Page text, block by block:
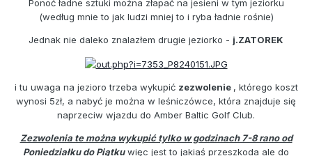
Ponoć ładne sztuki można złapać na jesieni w tym jeziorku
(według mnie to jak ludzi mniej to i ryba ładnie rośnie)
Jednak nie daleko znalazłem drugie jeziorko - j.ZATOREK
i tu uwaga na jezioro trzeba wykupić zezwolenie , którego koszt
wynosi 5zł, a nabyć je można w leśniczówce, która znajduje się
naprzeciw wjazdu do Amber Baltic Golf Club.
Zezwolenia te można wykupić tylko w godzinach 7-8 rano od
Poniedziałku do Piątkuwięc jest to jakiaś przeszkoda ale do